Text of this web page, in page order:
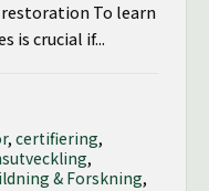
To learn
is crucial if...
, certifiering,
,
& Forskning,